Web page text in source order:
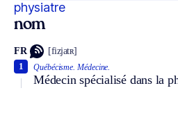
physiatre
nom
FR [fizjatʀ]
Québécisme. Médecine.
Médecin spécialisé dans la
1